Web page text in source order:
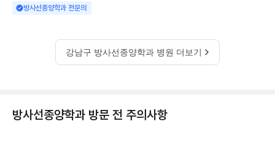
방사선종양학과 전문의
강남구 방사선종양학과 병원 더보기
방사선종양학과 방문 전 주의사항